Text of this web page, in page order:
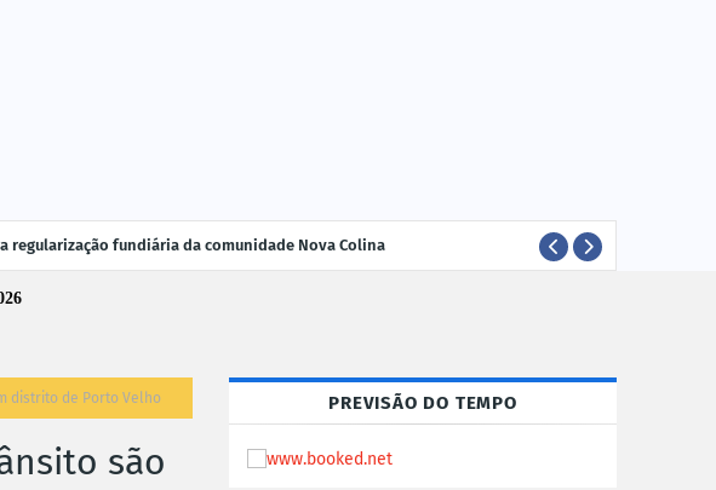
regularização fundiária da comunidade Nova Colina
distrito de Porto Velho
são
PREVISÃO DO TEMPO